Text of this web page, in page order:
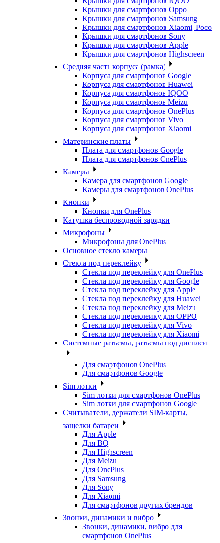
Крышки для смартфонов Oppo
Крышки для смартфонов Samsung
Крышки для смартфонов Xiaomi, Poco
Крышки для смартфонов Sony
Крышки для смартфонов Apple
Крышки для смартфонов Highscreen
Средняя часть корпуса (рамка)
Корпуса для смартфонов Google
Корпуса для смартфонов Huawei
Корпуса для смартфонов IQOO
Корпуса для смартфонов Meizu
Корпуса для смартфонов OnePlus
Корпуса для смартфонов Vivo
Корпуса для смартфонов Xiaomi
Материнские платы
Плата для смартфонов Google
Плата для смартфонов OnePlus
Камеры
Камера для смартфонов Google
Камеры для смартфонов OnePlus
Кнопки
Кнопки для OnePlus
Катушка беспроводной зарядки
Микрофоны
Микрофоны для OnePlus
Основное стекло камеры
Стекла под переклейку
Стекла под переклейку для OnePlus
Стекла под переклейку для Google
Стекла под переклейку для Apple
Стекла под переклейку для Huawei
Стекла под переклейку для Meizu
Стекла под переклейку для OPPO
Стекла под переклейку для Vivo
Стекла под переклейку для Xiaomi
Системные разъемы, разъемы под дисплеи
Для смартфонов OnePlus
Для смартфонов Google
Sim лотки
Sim лотки для смартфонов OnePlus
Sim лотки для смартфонов Google
Считыватели, держатели SIM-карты,
защелки батареи
Для Apple
Для BQ
Для Highscreen
Для Meizu
Для OnePlus
Для Samsung
Для Sony
Для Xiaomi
Для смартфонов других брендов
Звонки, динамики и вибро
Звонки, динамики, вибро для
смартфонов OnePlus